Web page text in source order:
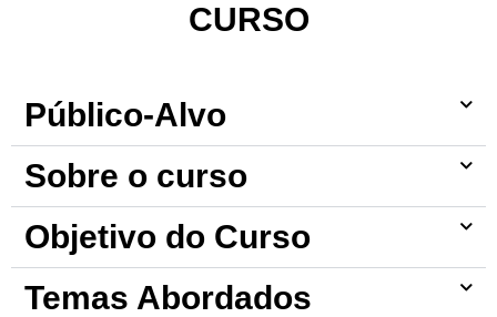
CURSO
Público-Alvo
Sobre o curso
Objetivo do Curso
Temas Abordados